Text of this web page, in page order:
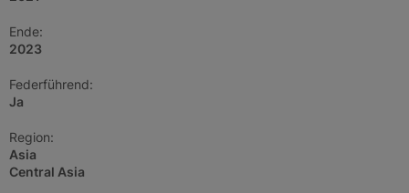
Ende:
2023
Federführend:
Ja
Region:
Asia
Central Asia